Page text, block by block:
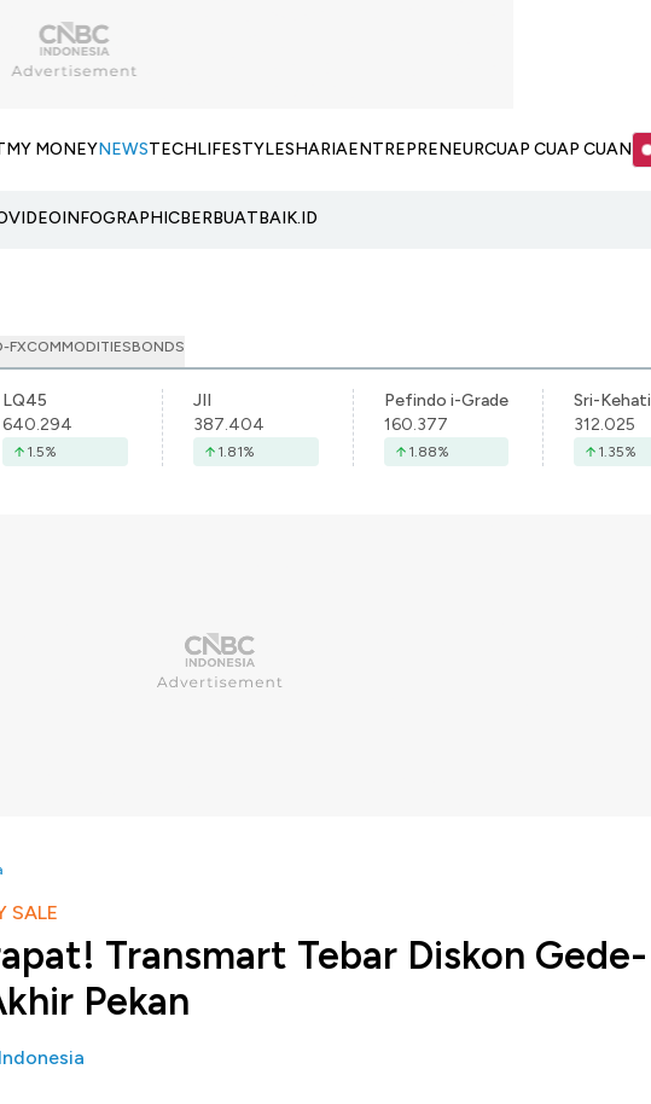
MY MONEYNEWSTECHLIFESTYLESHARIAENTREPRENEURCUAP CUAP CUAN
VIDEOINFOGRAPHICBERBUATBAIK.ID
FXCOMMODITIESBONDS
LQ45
640.294
1.5%
JII
387.404
1.81%
Pefindo i-Grade
160.377
1.88%
Sri-Kehati
312.025
1.35%
SALE
Transmart Tebar Diskon Gede-
Pekan